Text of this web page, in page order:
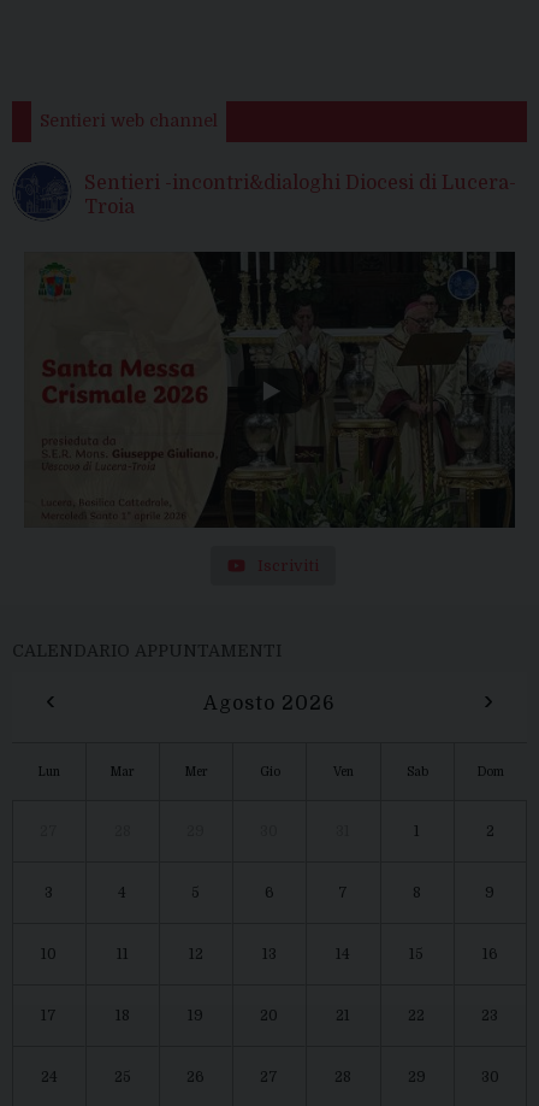
Sentieri web channel
Sentieri -incontri&dialoghi Diocesi di Lucera-
Troia
Iscriviti
CALENDARIO APPUNTAMENTI
‹ Agosto 2026 ›
Lun Mar Mer Gio Ven Sab Dom
2
3 4 5 6 7 8 9
10 12 13 14 15 16
17 18 19 20 21 22 23
24 25 26 27 28 29 30